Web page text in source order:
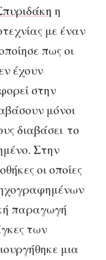
η
με έναν
πως οι
έχουν
στην
μόνοι
διαβάσει το
Στην
οι οποίες
παραγωγή
των
μια